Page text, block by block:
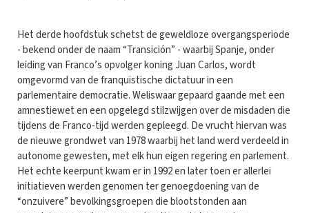
Het derde hoofdstuk schetst de geweldloze overgangsperiode
- bekend onder de naam “Transición” - waarbij Spanje, onder
leiding van Franco’s opvolger koning Juan Carlos, wordt
omgevormd van de franquistische dictatuur in een
parlementaire democratie. Weliswaar gepaard gaande met een
amnestiewet en een opgelegd stilzwijgen over de misdaden die
tijdens de Franco-tijd werden gepleegd. De vrucht hiervan was
de nieuwe grondwet van 1978 waarbij het land werd verdeeld in
autonome gewesten, met elk hun eigen regering en parlement.
Het echte keerpunt kwam er in 1992 en later toen er allerlei
initiatieven werden genomen ter genoegdoening van de
“onzuivere” bevolkingsgroepen die blootstonden aan